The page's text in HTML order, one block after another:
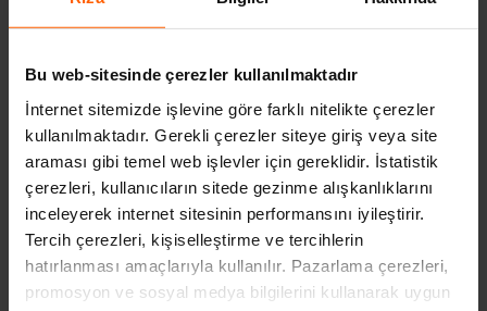
Bu web-sitesinde çerezler kullanılmaktadır
İnternet sitemizde işlevine göre farklı nitelikte çerezler
kullanılmaktadır. Gerekli çerezler siteye giriş veya site
araması gibi temel web işlevler için gereklidir. İstatistik
çerezleri, kullanıcıların sitede gezinme alışkanlıklarını
inceleyerek internet sitesinin performansını iyileştirir.
Tercih çerezleri, kişiselleştirme ve tercihlerin
hatırlanması amaçlarıyla kullanılır. Pazarlama çerezleri,
promosyon ve sosyal medya bilgilerini kullanarak uygun
A'DAN Z'YE TOGG HAKKINDA MERAK EDILENLER
3 yıl önce